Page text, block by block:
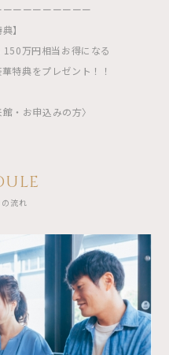
ーーーーーーーー
】
150万円相当お得になる
特典をプレゼント！！
・お申込みの方〉
流れ